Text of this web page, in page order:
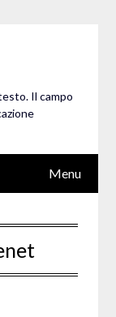
Il campo
Menu